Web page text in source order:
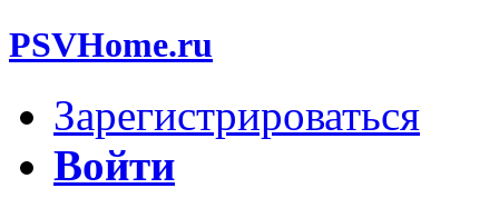
PSVHome.ru
Зарегистрироваться
Войти